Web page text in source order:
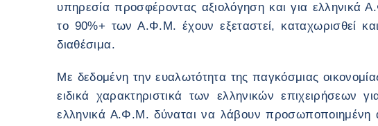
υπηρεσία προσφέροντας αξιολόγηση και για
το 90%+ των Α.Φ.Μ. έχουν εξεταστεί, καταχωρισθεί
διαθέσιμα.
Με δεδομένη την ευαλωτότητα της παγκόσμιας
ειδικά χαρακτηριστικά των ελληνικών επιχειρήσεων
ελληνικά Α.Φ.Μ. δύναται να λάβουν